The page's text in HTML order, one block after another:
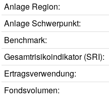
Anlage Region:
Anlage Schwerpunkt:
Benchmark:
Gesamtrisikoindikator (SRI):
Ertragsverwendung:
Fondsvolumen: